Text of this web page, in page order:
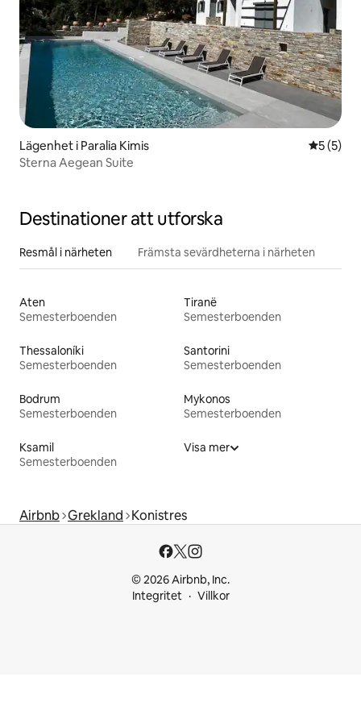
Lägenhet i Paralia Kimis 5 av 5 i
5 (5)
Sterna Aegean Suite
Destinationer att utforska
Resmål i närheten Främsta sevärdheterna i närheten
Aten
Semesterboenden
Tiranë
Semesterboenden
Thessaloníki
Semesterboenden
Santorini
Semesterboenden
Bodrum
Semesterboenden
Mykonos
Semesterboenden
Ksamil
Semesterboenden
Visa mer
Airbnb Grekland Konistres
© 2026 Airbnb, Inc.
Integritet
Villkor